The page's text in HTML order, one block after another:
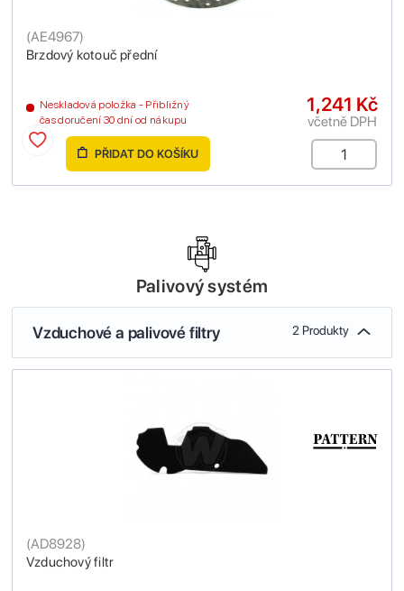
Brzdový kotouč přední
(AE4967)
Neskladová položka - Přibližný
čas doručení 30 dní od nákupu
1,241 Kč
včetně DPH
PŘIDAT DO KOŠÍKU
Palivový systém
Vzduchové a palivové filtry 2 Produkty
Vzduchový filtr
(AD8928)